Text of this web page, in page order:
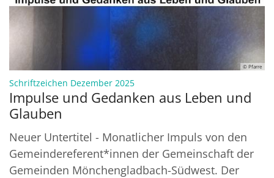
© Pfarre
Schriftzeichen Dezember 2025:
Impulse und Gedanken aus Leben und
Glauben
Neuer Untertitel - Monatlicher Impuls von den
Gemeindereferent*innen der Gemeinschaft der
Gemeinden Mönchengladbach-Südwest. Der